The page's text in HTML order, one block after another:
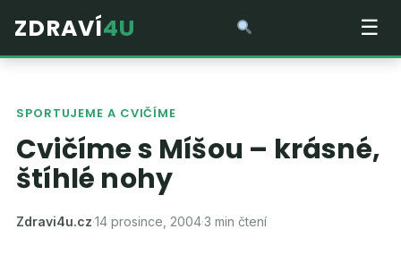
ZDRAVÍ4U ☰
SPORTUJEME A CVIČÍME
Cvičíme s Míšou – krásné,
štíhlé nohy
Zdravi4u.cz·14 prosince, 2004·3 min čtení